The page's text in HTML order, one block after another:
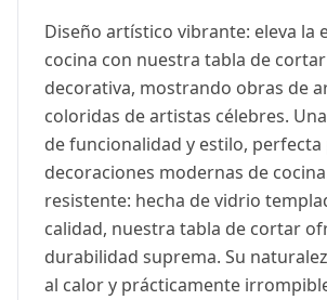
Diseño artístico vibrante: eleva la
cocina con nuestra tabla de
decorativa, mostrando obras de
coloridas de artistas célebres.
de funcionalidad y estilo, perfecta
decoraciones modernas de
resistente: hecha de vidrio
calidad, nuestra tabla de cortar
durabilidad suprema. Su
al calor y prácticamente